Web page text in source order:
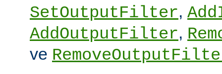
SetOutputFilter,
AddOutputFilter,
ve